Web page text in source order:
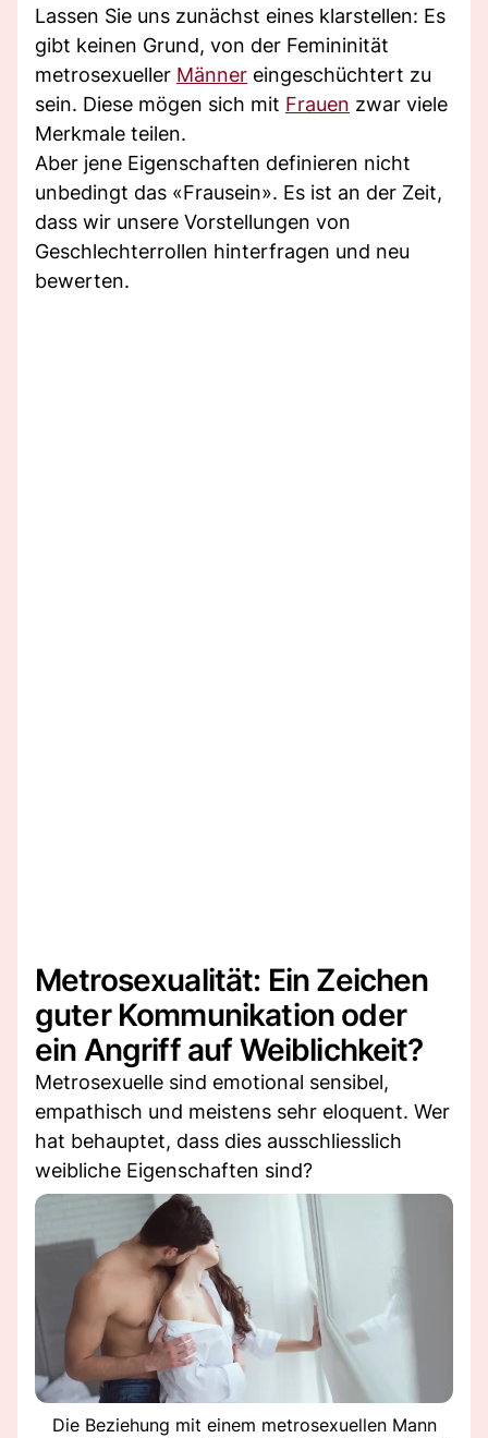
Lassen Sie uns zunächst eines klarstellen: Es
gibt keinen Grund, von der Femininität
metrosexueller Männer eingeschüchtert zu
sein. Diese mögen sich mit Frauen zwar viele
Merkmale teilen.
Aber jene Eigenschaften definieren nicht
unbedingt das «Frausein». Es ist an der Zeit,
dass wir unsere Vorstellungen von
Geschlechterrollen hinterfragen und neu
bewerten.
Metrosexualität: Ein Zeichen
guter Kommunikation oder
ein Angriff auf Weiblichkeit?
Metrosexuelle sind emotional sensibel,
empathisch und meistens sehr eloquent. Wer
hat behauptet, dass dies ausschliesslich
weibliche Eigenschaften sind?
Die Beziehung mit einem metrosexuellen Mann